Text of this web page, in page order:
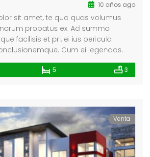
10 años ago
sit amet, te quo quas volumus
probatus ex. Ad summo
facilisis et pri, ei ius pericula
Cum ei legendos.
5 3
Venta